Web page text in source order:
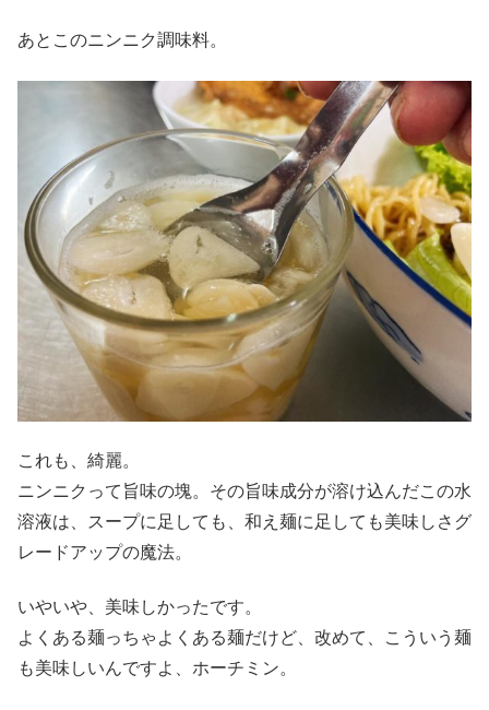
あとこのニンニク調味料。
これも、綺麗。
ニンニクって旨味の塊。その旨味成分が溶け込んだこの水
溶液は、スープに足しても、和え麺に足しても美味しさグ
レードアップの魔法。
いやいや、美味しかったです。
よくある麺っちゃよくある麺だけど、改めて、こういう麺
も美味しいんですよ、ホーチミン。